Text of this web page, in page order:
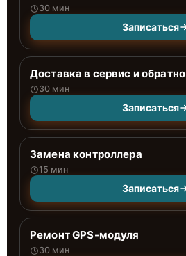
30 мин
Записаться
Доставка в сервис и обратно
30 мин
Записаться
Замена контроллера
15 мин
Записаться
Ремонт GPS-модуля
30 мин